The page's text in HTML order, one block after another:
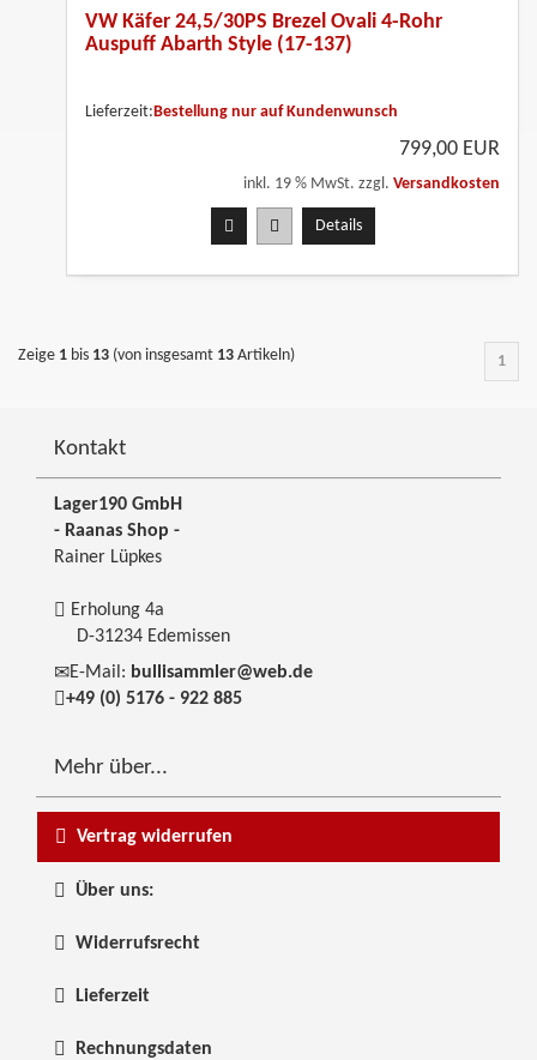
VW Käfer 24,5/30PS Brezel Ovali 4-Rohr
Auspuff Abarth Style (17-137)
Lieferzeit: Bestellung nur auf Kundenwunsch
799,00 EUR
inkl. 19 % MwSt. zzgl. Versandkosten
Details
Zeige 1 bis 13 (von insgesamt 13 Artikeln) 1
Kontakt
Lager190 GmbH
- Raanas Shop -
Rainer Lüpkes
Erholung 4a
D-31234 Edemissen
E-Mail: bullisammler@web.de
+49 (0) 5176 - 922 885
Mehr über...
Vertrag widerrufen
Über uns:
Widerrufsrecht
Lieferzeit
Rechnungsdaten